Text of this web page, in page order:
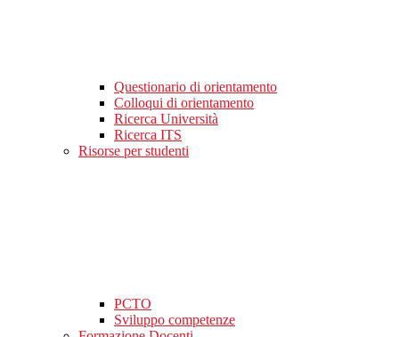
Questionario di orientamento
Colloqui di orientamento
Ricerca Università
Ricerca ITS
Risorse per studenti
PCTO
Sviluppo competenze